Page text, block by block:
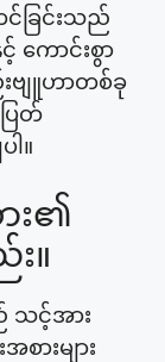
င်ခြင်းသည်
ကောင်းစွာ
ဗျူဟာတစ်ခု
ြတ်
ါ။
း၏
။
သင့်အား
းများ